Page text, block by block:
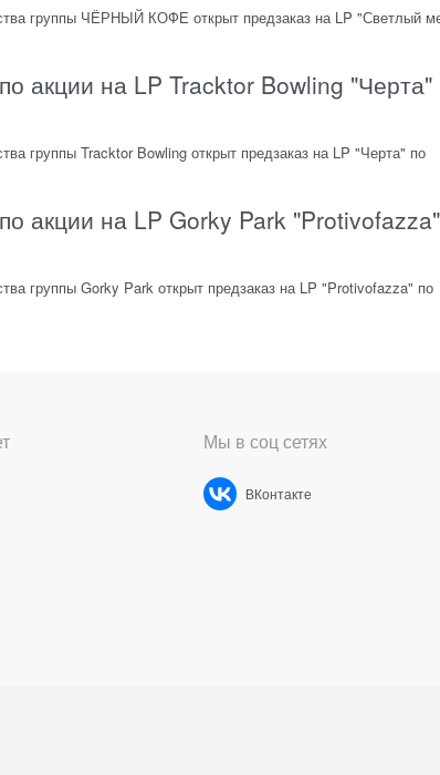
группы ЧЁРНЫЙ КОФЕ открыт предзаказ на LP "Светлый
акции на LP Tracktor Bowling "Черта"
группы Tracktor Bowling открыт предзаказ на LP "Черта" по
акции на LP Gorky Park "Protivofazza"
группы Gorky Park открыт предзаказ на LP "Protivofazza" по
Мы в соц сетях
ВКонтакте